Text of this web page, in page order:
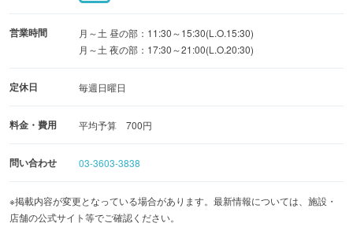
営業時間
月～土 昼の部：11:30～15:30(L.O.15:30)
月～土 夜の部：17:30～21:00(L.O.20:30)
定休日 毎週日曜日
料金・費用 平均予算 700円
問い合わせ 03-3603-3838
※掲載内容が変更となっている場合があります。最新情報については、施設・
店舗の公式サイト等でご確認ください。